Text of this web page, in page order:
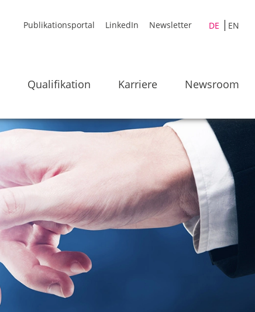
Publikationsportal LinkedIn Newsletter DE EN
Qualifikation Karriere Newsroom